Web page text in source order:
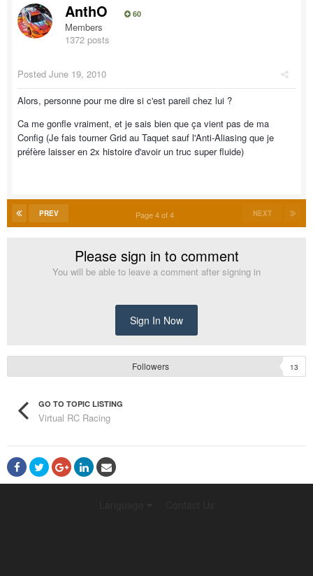
AnthO 60
Members
1372 posts
Posted June 19, 2010
Alors, personne pour me dire si c'est pareil chez lui ?
Ca me gonfle vraiment, et je sais bien que ça vient pas de ma
Config (Je fais tourner Grid au Taquet sauf l'Anti-Aliasing que je
préfère laisser en 2x histoire d'avoir un truc super fluide)
PREV NEXT
Page 4 of 4
Please sign in to comment
You will be able to leave a comment after signing in
Sign In Now
Followers 13
GO TO TOPIC LISTING
Virtual RC Racing